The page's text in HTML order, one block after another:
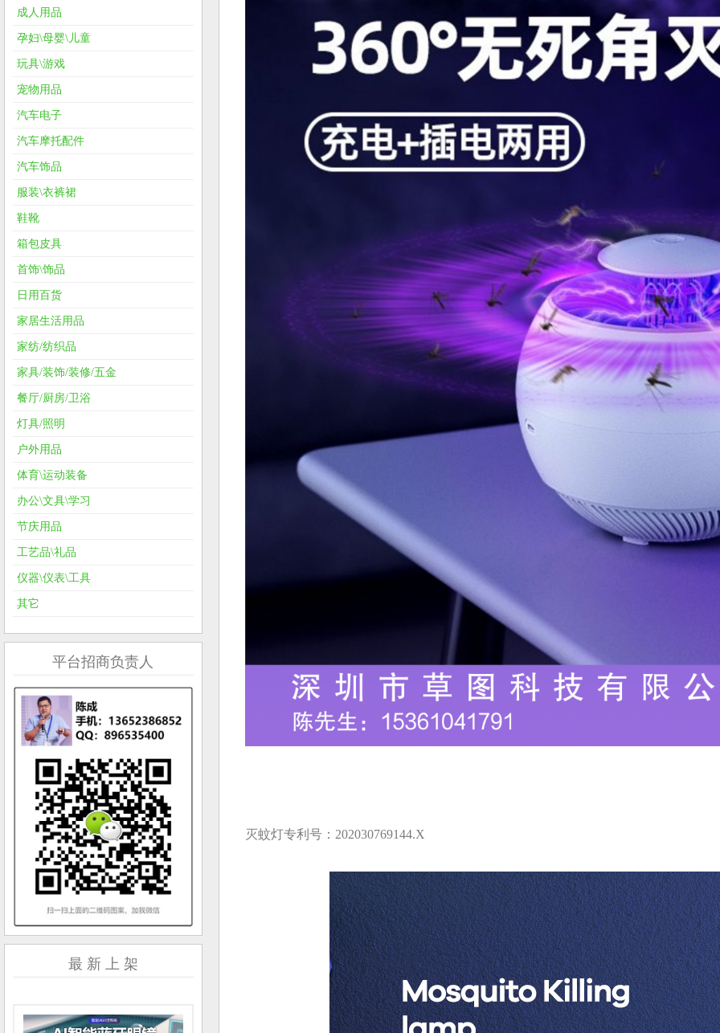
灭蚊灯专利号：202030769144.X
成人用品
孕妇\母婴\儿童
玩具\游戏
宠物用品
汽车电子
汽车摩托配件
汽车饰品
服装\衣裤裙
鞋靴
箱包皮具
首饰\饰品
日用百货
家居生活用品
家纺/纺织品
家具/装饰/装修/五金
餐厅/厨房/卫浴
灯具/照明
户外用品
体育\运动装备
办公\文具\学习
节庆用品
工艺品\礼品
仪器\仪表\工具
其它
平台招商负责人
最 新 上 架